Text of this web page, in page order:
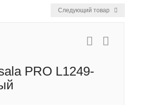
Следующий товар
PRO L1249-